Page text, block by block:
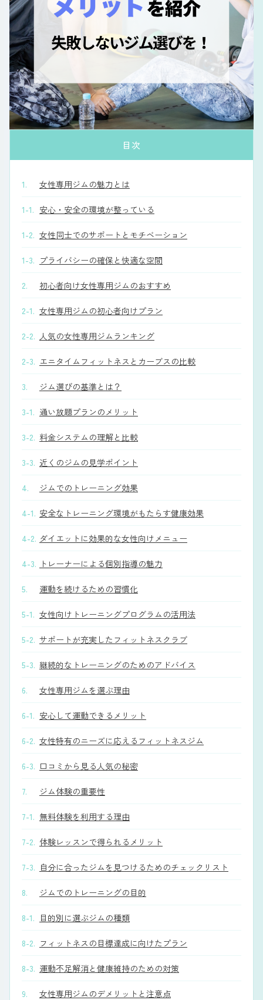
目次
1. 女性専用ジムの魅力とは
1-1. 安心・安全の環境が整っている
1-2. 女性同士でのサポートとモチベーション
1-3. プライバシーの確保と快適な空間
2. 初心者向け女性専用ジムのおすすめ
2-1. 女性専用ジムの初心者向けプラン
2-2. 人気の女性専用ジムランキング
2-3. エニタイムフィットネスとカーブスの比較
3. ジム選びの基準とは？
3-1. 通い放題プランのメリット
3-2. 料金システムの理解と比較
3-3. 近くのジムの見学ポイント
4. ジムでのトレーニング効果
4-1. 安全なトレーニング環境がもたらす健康効果
4-2. ダイエットに効果的な女性向けメニュー
4-3. トレーナーによる個別指導の魅力
5. 運動を続けるための習慣化
5-1. 女性向けトレーニングプログラムの活用法
5-2. サポートが充実したフィットネスクラブ
5-3. 継続的なトレーニングのためのアドバイス
6. 女性専用ジムを選ぶ理由
6-1. 安心して運動できるメリット
6-2. 女性特有のニーズに応えるフィットネスジム
6-3. 口コミから見る人気の秘密
7. ジム体験の重要性
7-1. 無料体験を利用する理由
7-2. 体験レッスンで得られるメリット
7-3. 自分に合ったジムを見つけるためのチェックリスト
8. ジムでのトレーニングの目的
8-1. 目的別に選ぶジムの種類
8-2. フィットネスの目標達成に向けたプラン
8-3. 運動不足解消と健康維持のための対策
9. 女性専用ジムのデメリットと注意点